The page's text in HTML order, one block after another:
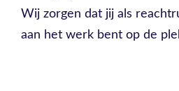
Wij zorgen dat jij als
aan het werk bent op de